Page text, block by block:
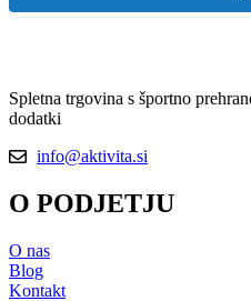
Spletna trgovina s športno
dodatki
info@aktivita.si
O PODJETJU
O nas
Blog
Kontakt